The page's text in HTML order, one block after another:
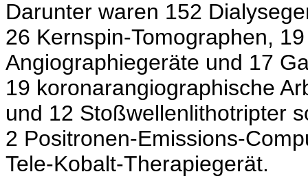
Darunter waren 152
26 Kernspin-Tomographen,
Angiographiegeräte und 17
19 koronarangiographische
und 12 Stoßwellenlithotripter
2 Positronen-Emissions-
Tele-Kobalt-Therapiegerät.